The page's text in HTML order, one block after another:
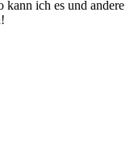
kann ich es und andere